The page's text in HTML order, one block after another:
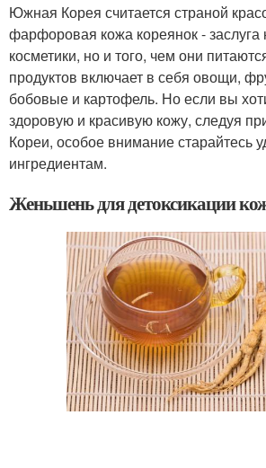
Южная Корея считается страной
фарфоровая кожа кореянок - заслуга
косметики, но и того, чем они
продуктов включает в себя овощи,
бобовые и картофель. Но если вы
здоровую и красивую кожу, следуя
Кореи, особое внимание старайтесь
ингредиентам.
Женьшень для детоксикации